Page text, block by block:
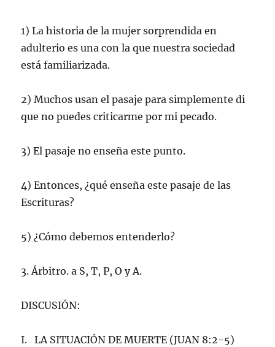
1) La historia de la mujer sorprendida en
adulterio es una con la que nuestra sociedad
está familiarizada.
2) Muchos usan el pasaje para simplemente di
que no puedes criticarme por mi pecado.
3) El pasaje no enseña este punto.
4) Entonces, ¿qué enseña este pasaje de las
Escrituras?
5) ¿Cómo debemos entenderlo?
3. Árbitro. a S, T, P, O y A.
DISCUSIÓN:
I. LA SITUACIÓN DE MUERTE (JUAN 8:2-5)